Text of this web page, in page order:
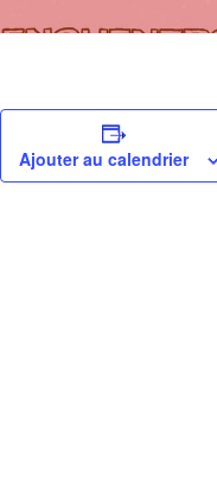
Ajouter au calendrier